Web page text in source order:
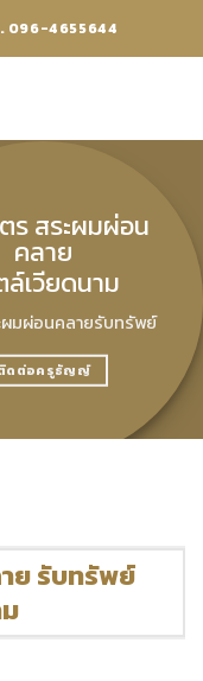
096-4655644
ร สระผมผ่อน
คลาย
ล์เวียดนาม
มผ่อนคลายรับทรัพย์
ดต่อครูธัญญ์
ย รับทรัพย์